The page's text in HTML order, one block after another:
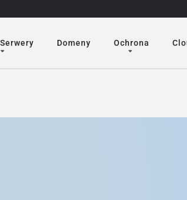
Domeny Ochrona